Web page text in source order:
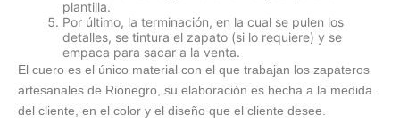
plantilla.
Por último, la terminación, en la cual se pulen los
detalles, se tintura el zapato (si lo requiere) y se
empaca para sacar a la venta.
El cuero es el único material con el que trabajan los zapateros
artesanales de Rionegro, su elaboración es hecha a la medida
del cliente, en el color y el diseño que el cliente desee.